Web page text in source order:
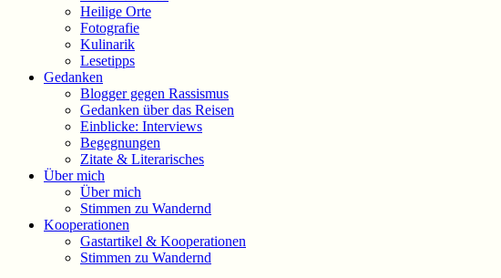
Heilige Orte
Fotografie
Kulinarik
Lesetipps
Gedanken
Blogger gegen Rassismus
Gedanken über das Reisen
Einblicke: Interviews
Begegnungen
Zitate & Literarisches
Über mich
Über mich
Stimmen zu Wandernd
Kooperationen
Gastartikel & Kooperationen
Stimmen zu Wandernd